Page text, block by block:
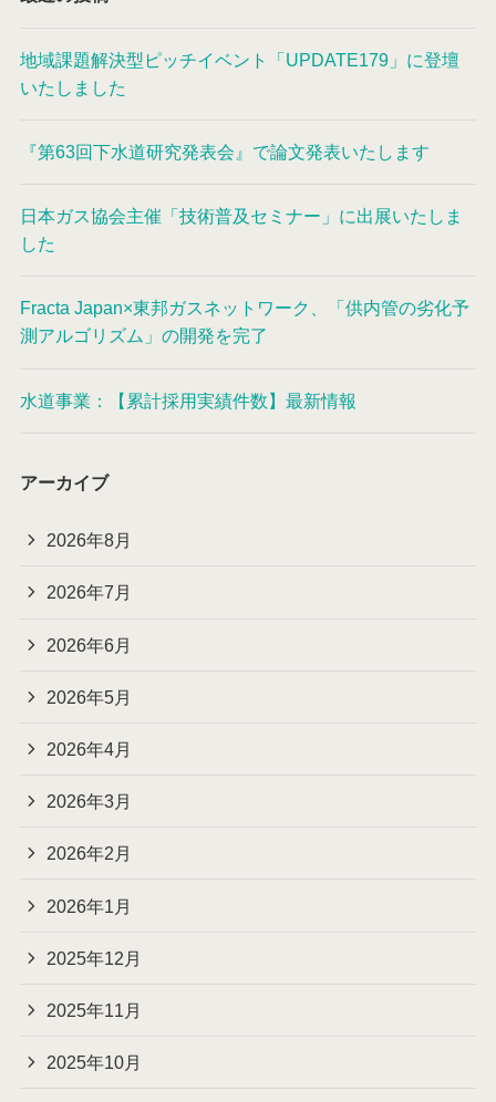
地域課題解決型ピッチイベント「UPDATE179」に登壇
いたしました
『第63回下水道研究発表会』で論文発表いたします
日本ガス協会主催「技術普及セミナー」に出展いたしま
した
Fracta Japan×東邦ガスネットワーク、「供内管の劣化予
測アルゴリズム」の開発を完了
水道事業：【累計採用実績件数】最新情報
アーカイブ
2026年8月
2026年7月
2026年6月
2026年5月
2026年4月
2026年3月
2026年2月
2026年1月
2025年12月
2025年11月
2025年10月